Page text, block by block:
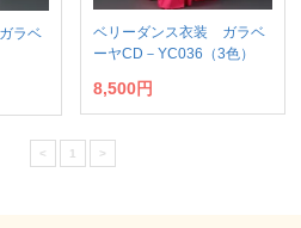
ラベ
ベリーダンス衣装 ガラベ
ーヤCD－YC036（3色）
8,500円
< 1 >